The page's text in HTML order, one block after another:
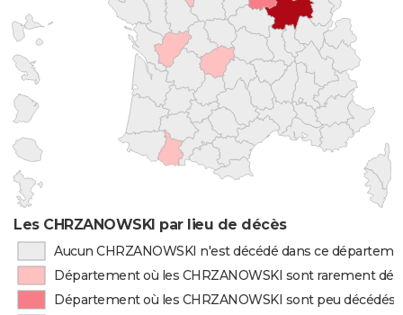
Les CHRZANOWSKI par lieu de décès
Aucun CHRZANOWSKI n'est décédé dans ce
Département où les CHRZANOWSKI sont rarement
Département où les CHRZANOWSKI sont peu décédés